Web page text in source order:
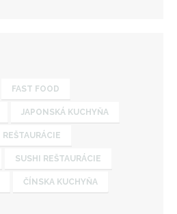
FAST FOOD
JAPONSKÁ KUCHYŇA
REŠTAURÁCIE
SUSHI REŠTAURÁCIE
ČÍNSKA KUCHYŇA